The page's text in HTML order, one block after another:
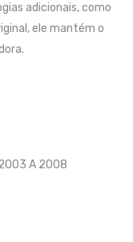
adicionais, como
ele mantém o
2003 A 2008